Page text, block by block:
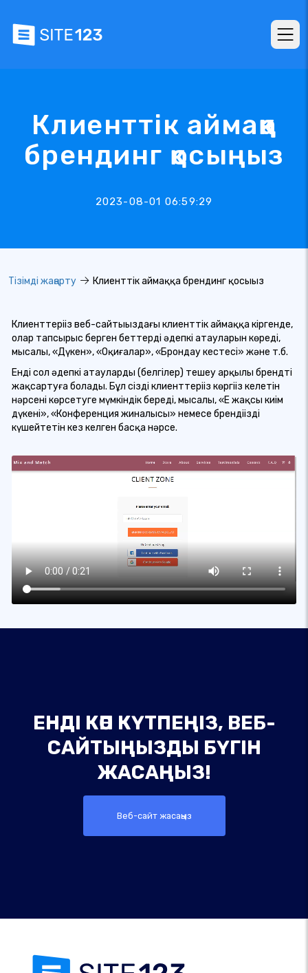
Клиенттік аймаққа
брендинг қосыңыз
2023-08-01 06:59:29
Тізімді жаңарту Клиенттік аймаққа брендинг қосыңыз
Клиенттеріңіз веб-сайтыңыздағы клиенттік аймаққа кіргенде,
олар тапсырыс берген беттердің әдепкі атауларын көреді,
мысалы, «Дүкен», «Оқиғалар», «Брондау кестесі» және т.б.
Енді сол әдепкі атауларды (белгілер) теңшеу арқылы брендті
жақсартуға болады. Бұл сіздің клиенттеріңіз көргіңіз келетін
нәрсені көрсетуге мүмкіндік береді, мысалы, «Ең жақсы киім
дүкені», «Конференция жиналысы» немесе брендіңізді
күшейтетін кез келген басқа нәрсе.
ЕНДІ КӨП КҮТПЕҢІЗ, ВЕБ-
САЙТЫҢЫЗДЫ БҮГІН
ЖАСАҢЫЗ!
Веб-сайт жасаңыз